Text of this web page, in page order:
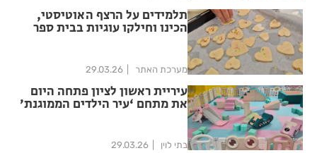
תלמידים על הרצף האוטיסטי,
הכינו וחילקו עוגיות בבית ספר
מערכת האתר 29.03.26
עיריית ראשון לציון פתחה היום
את מתחם ‘עיר הילדים הממוגנת׳
בתי לוין 29.03.26